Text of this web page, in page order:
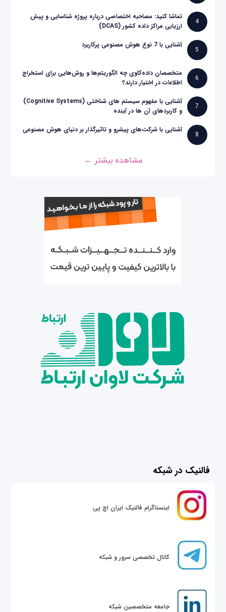
4
تماشا کنید: مصاحبه اختصاصی درباره پروژه شناسایی و پیش
ارزیابی مراکز داده کشور (DCAS)
5
آشنایی با 7 نوع هوش مصنوعی پرکاربرد
6
متخصصان داده‌کاوی چه الگوریتم‌ها و روش‌هایی برای استخراج
اطلاعات در اختیار دارند؟
7
آشنایی با مفهوم سیستم های شناختی (Cognitive Systems)
و کاربردهای آن ها در آینده
8
آشنایی با شرکت‌های پیشرو و تاثیرگذار بر دنیای هوش مصنوعی
مشاهده بیشتر ←
فالنیک در شبکه
اینستاگرام فالنیک ایران اچ پی
کانال تخصصی سرور و شبکه
جامعه متخصصین شبکه